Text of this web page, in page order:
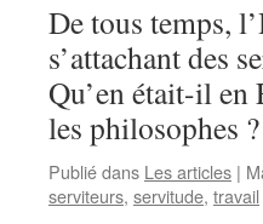
De tous temps,
s’attachant des
Qu’en était-il en
les philosophes ?
Publié dans Les articles |
serviteurs, servitude, travail